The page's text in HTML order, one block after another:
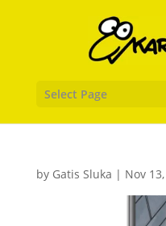
Select Page
by Gatis Sluka | Nov